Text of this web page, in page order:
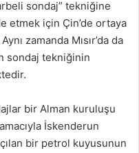
sondaj” tekniğine
etmek için Çin’de ortaya
zamanda Mısır’da da
sondaj tekniğinin
bir Alman kuruluşu
amacıyla İskenderun
bir petrol kuyusunun